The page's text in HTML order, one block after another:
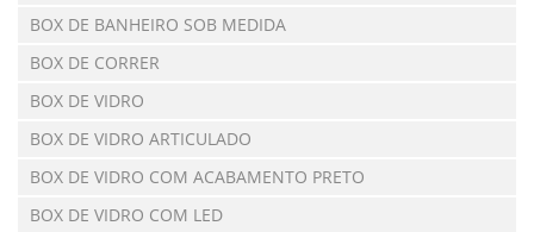
BOX DE BANHEIRO SOB MEDIDA
BOX DE CORRER
BOX DE VIDRO
BOX DE VIDRO ARTICULADO
BOX DE VIDRO COM ACABAMENTO PRETO
BOX DE VIDRO COM LED